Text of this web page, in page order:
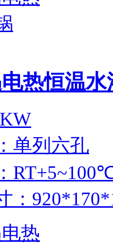
热恒温水
单列六孔
：